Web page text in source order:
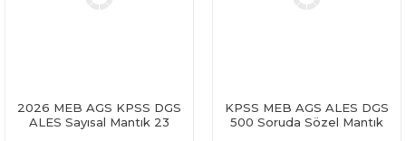
2026 MEB AGS KPSS DGS
ALES Sayısal Mantık 23
KPSS MEB AGS ALES DGS
500 Soruda Sözel Mantık